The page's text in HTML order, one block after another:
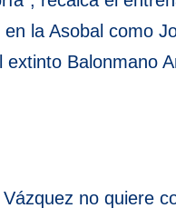
la Asobal como
Balonmano
no quiere